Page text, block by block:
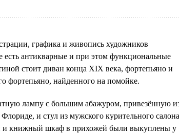
графика и живопись художников
есть антикварные и при этом функциональные
стоит диван конца XIX века, фортепьяно и
фортепьяно, найденного на помойке.
лампу с большим абажуром, привезённую
и стул из мужского курительного салона
и книжный шкаф в прихожей были выкуплены у